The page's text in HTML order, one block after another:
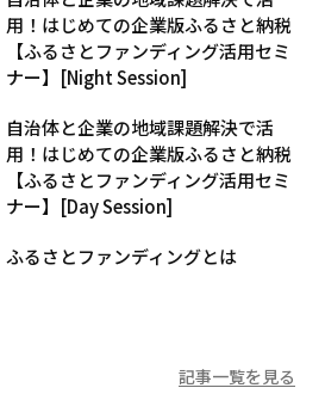
用！はじめての企業版ふるさと納税
【ふるさとファンディング活用セミ
ナー】[Night Session]
自治体と企業の地域課題解決で活
用！はじめての企業版ふるさと納税
【ふるさとファンディング活用セミ
ナー】[Day Session]
ふるさとファンディングとは
記事一覧を見る